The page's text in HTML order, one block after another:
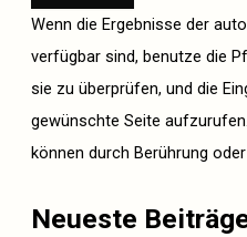
Wenn die Ergebnisse der
verfügbar sind, benutze die
sie zu überprüfen, und die
gewünschte Seite
können durch Berührung
Neueste